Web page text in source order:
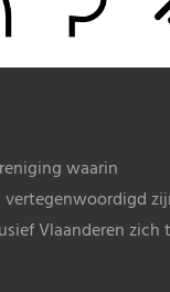
waarin
Vlaanderen zich